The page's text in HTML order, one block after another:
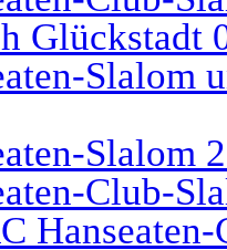
Glückstadt
Slalom
Slalom
Club-